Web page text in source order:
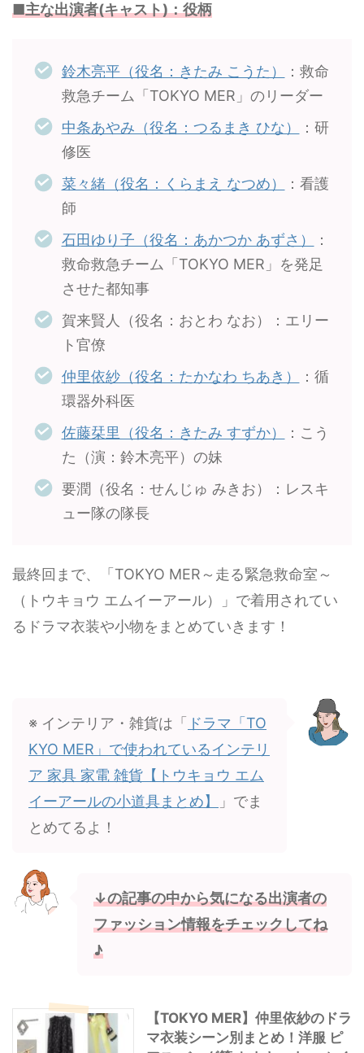
■主な出演者(キャスト)：役柄
鈴木亮平（役名：きたみ こうた）
：救命
救急チーム「TOKYO MER」のリーダー
中条あやみ（役名：つるまき ひな）
：研
修医
菜々緒（役名：くらまえ なつめ）
：看護
師
石田ゆり子（役名：あかつか あずさ）
：
救命救急チーム「TOKYO MER」を発足
させた都知事
賀来賢人（役名：おとわ なお）：エリー
ト官僚
仲里依紗（役名：たかなわ ちあき）
：循
環器外科医
佐藤栞里（役名：きたみ すずか）
：こう
た（演：鈴木亮平）の妹
要潤（役名：せんじゅ みきお）：レスキ
ュー隊の隊長
最終回まで、「TOKYO MER～走る緊急救命室～
（トウキョウ エムイーアール）」で着用されてい
るドラマ衣装や小物をまとめていきます！
※ インテリア・雑貨は「 ドラマ「TO
KYO MER」で使われているインテリ
ア 家具 家電 雑貨【トウキョウ エム
イーアールの小道具まとめ】
」でま
とめてるよ！
↓の記事の中から気になる出演者の
ファッション情報をチェックしてね
♪
【TOKYO MER】仲里依紗のドラ
マ衣装シーン別まとめ！洋服 ピ